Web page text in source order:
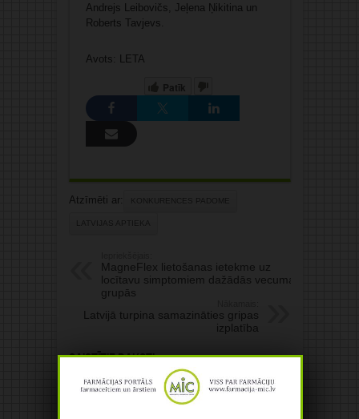
Andrejs Leibovičs, Jeļena Ņikitina un
Roberts Tavjevs.
Avots: LETA
Patīk
Atzīmēti ar: KONKURENCES PADOME
LATVIJAS APTIEKA
MagneFlex lietošanas ietekme uz
locītavu simptomiem dažādās vecuma
grupās
Latvijā turpina samazināties gripas
izplatība
Saistītie raksti